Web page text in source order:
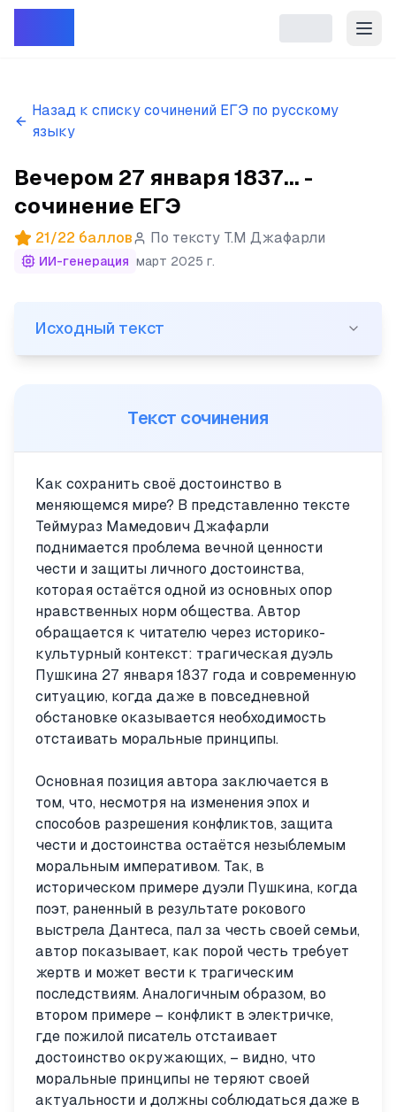
Назад к списку сочинений ЕГЭ по русскому
языку
Вечером 27 января 1837... -
сочинение ЕГЭ
21/22 баллов По тексту Т.М Джафарли
ИИ-генерация март 2025 г.
(1)Вечером 27 января 1837 года по Петербургу
Исходный текст
Текст сочинения
Как сохранить своё достоинство в
меняющемся мире? В представленно тексте
Теймураз Мамедович Джафарли
поднимается проблема вечной ценности
чести и защиты личного достоинства,
которая остаётся одной из основных опор
нравственных норм общества. Автор
обращается к читателю через историко-
культурный контекст: трагическая дуэль
Пушкина 27 января 1837 года и современную
ситуацию, когда даже в повседневной
обстановке оказывается необходимость
отстаивать моральные принципы.
Основная позиция автора заключается в
том, что, несмотря на изменения эпох и
способов разрешения конфликтов, защита
чести и достоинства остаётся незыблемым
моральным императивом. Так, в
историческом примере дуэли Пушкина, когда
поэт, раненный в результате рокового
выстрела Дантеса, пал за честь своей семьи,
автор показывает, как порой честь требует
жертв и может вести к трагическим
последствиям. Аналогичным образом, во
втором примере – конфликт в электричке,
где пожилой писатель отстаивает
достоинство окружающих, – видно, что
моральные принципы не теряют своей
актуальности и должны соблюдаться даже в